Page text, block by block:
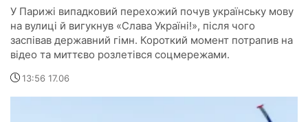
У Парижі випадковий перехожий почув українську мову
на вулиці й вигукнув «Слава Україні!», після чого
заспівав державний гімн. Короткий момент потрапив на
відео та миттєво розлетівся соцмережами.
13:56 17.06